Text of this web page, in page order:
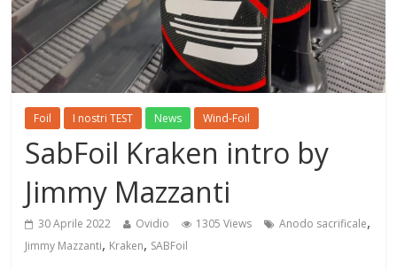
Foil I nostri TEST News Wind-Foil
SabFoil Kraken intro by
Jimmy Mazzanti
30 Aprile 2022 Ovidio 1305 Views Anodo sacrificale,
Jimmy Mazzanti, Kraken, SABFoil